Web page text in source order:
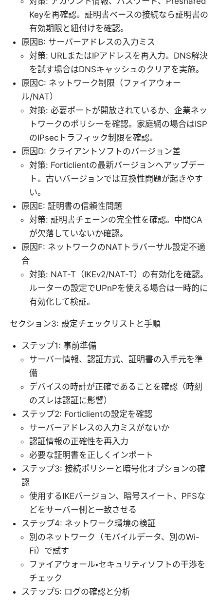
Keyを再確認。証明書ベースの接続なら証明書の
有効期限と紐付けを確認。
原因B: サーバーアドレスの入力ミス
対策: URLまたはIPアドレスを再入力。DNS解決
を試す場合はDNSキャッシュのクリアを実施。
原因C: ネットワーク制限（ファイアウォー
ル/NAT）
対策: 必要ポートが開放されているか、企業ネッ
トワークのポリシーを確認。家庭網の場合はISP
のIPsecトラフィック制限を確認。
原因D: クライアントソフトのバージョン差
対策: Forticlientの最新バージョンへアップデー
ト。古いバージョンでは互換性問題が起きやす
い。
原因E: 証明書の信頼性問題
対策: 証明書チェーンの完全性を確認。中間CA
が欠落していないか確認。
原因F: ネットワークのNATトラバーサル設定不適
合
対策: NAT-T（IKEv2/NAT-T）の有効化を確認。
ルーターの設定でUPnPを使える場合は一時的に
有効化して検証。
セクション3: 設定チェックリストと手順
ステップ1: 事前準備
サーバー情報、認証方式、証明書の入手元を準
備
デバイスの時計が正確であることを確認（時刻
のズレは認証に影響）
ステップ2: Forticlientの設定を確認
サーバーアドレスの入力ミスがないか
認証情報の正確性を再入力
必要な証明書を正しくインポート
ステップ3: 接続ポリシーと暗号化オプションの確
認
使用するIKEバージョン、暗号スイート、PFSな
どをサーバー側と一致させる
ステップ4: ネットワーク環境の検証
別のネットワーク（モバイルデータ、別のWi-
Fi）で試す
ファイアウォール・セキュリティソフトの干渉を
チェック
ステップ5: ログの確認と分析